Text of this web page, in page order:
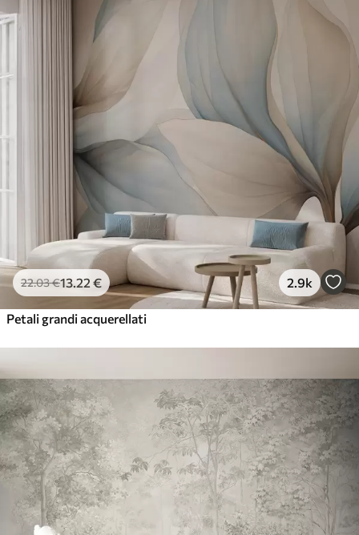
22.03€13.22 € 2.9k
Petali grandi acquerellati